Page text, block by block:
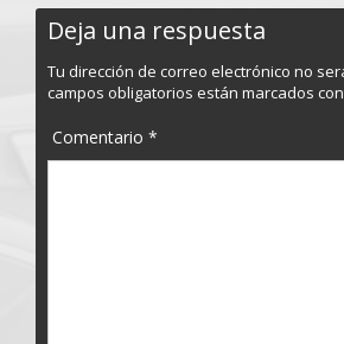
Deja una respuesta
Tu dirección de correo electrónico no
campos obligatorios están marcados con
Comentario *